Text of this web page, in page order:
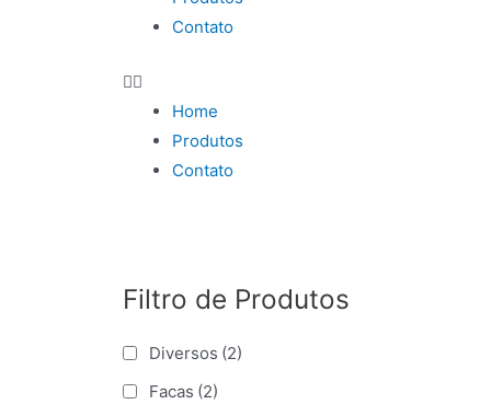
Contato
Home
Produtos
Contato
Filtro de Produtos
Diversos (2)
Facas (2)